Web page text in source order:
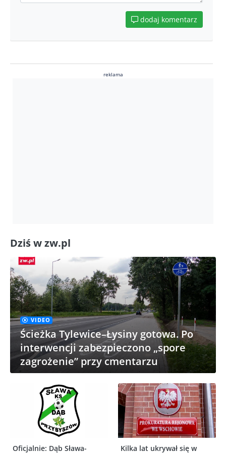
dodaj komentarz
reklama
Dziś w zw.pl
VIDEO
Ścieżka Tylewice–Łysiny gotowa. Po
interwencji zabezpieczono „spore
zagrożenie” przy cmentarzu
Oficjalnie: Dąb Sława- Kilka lat ukrywał się w